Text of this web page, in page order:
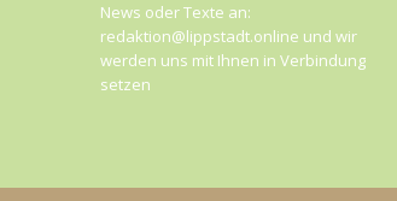
News oder Texte an:
redaktion@lippstadt.online und wir
werden uns mit Ihnen in Verbindung
setzen